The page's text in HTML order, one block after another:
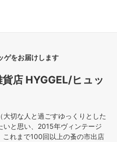
ゲをお届けします
店 HYGGEL/ヒュッ
切な人と過ごすゆっくりとした
いと思い、2015年ヴィンテージ
これまで100回以上の蚤の市出店